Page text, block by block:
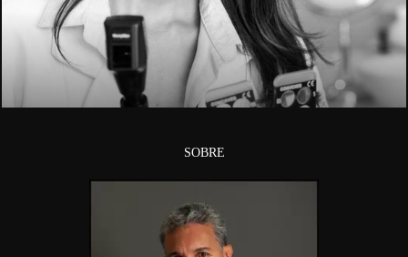
2443
SOBRE